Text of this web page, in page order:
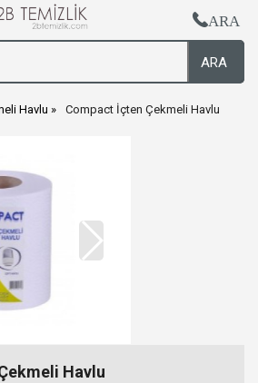
ARA
ARA
Havlu Compact İçten Çekmeli Havlu
Havlu